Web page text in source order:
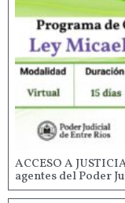
ACCESO A
agentes del Poder